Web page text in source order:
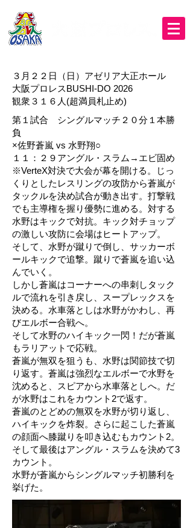
３月２２日（日）アゼリア大正ホール
大阪プロレスBUSHI-DO 2026
観衆３１６人(超満員札止め)
第１試合 シングルマッチ２０分１本勝
負
×佐野蒼嵐 vs 水野翔○
１１：２９アングル・スラム→エビ固め
※VerteX対決で大会が幕を開ける。じっ
くりとしたレスリングの攻防から蒼嵐が
タックルを決め試合が動き出す。打撃戦
でも主導権を握り優勢に進める。対する
水野はキックで対抗。キック対チョップ
の激しい攻防に会場はヒートアップ。
そして、水野が蹴りで倒し、サッカーボ
ールキックで追撃。蹴りで蒼嵐を追い込
んでいく。
しかし蒼嵐はコーナーへの串刺しタック
ルで流れを引き戻し、スープレックスを
決める。水車落としは水野がかわし、再
びエルボー合戦へ。
そして水野のハイキック一閃！だが蒼嵐
もラリアットで応戦。
蒼嵐が無双を狙うも、水野は関節技で切
り返す。蒼嵐は強烈なエルボーで水野を
沈めると、スピアから水車落としへ。だ
が水野はこれをカウント2で返す。
蒼嵐のとどめの無双を水野が切り返し、
ハイキックを炸裂。さらに起こした蒼嵐
の顔面へ膝蹴りを叩き込むもカウント2。
そして最後はアングル・スラムを決めて3
カウント。
水野が蒼嵐からシングルマッチ初勝利を
挙げた。